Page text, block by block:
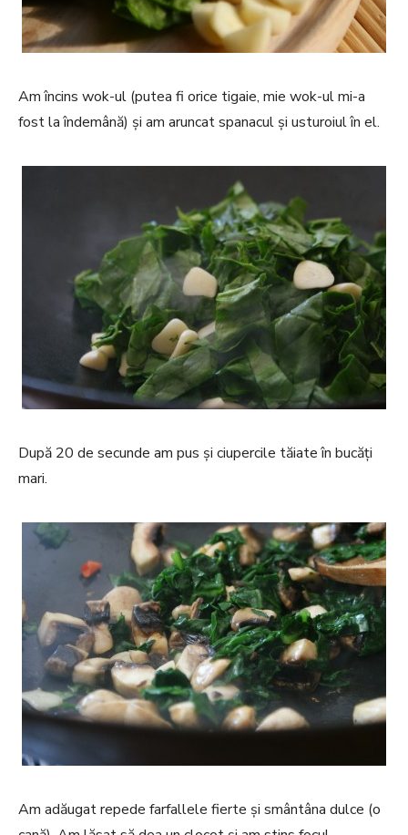
Am încins wok-ul (putea fi orice tigaie, mie wok-ul mi-a
fost la îndemână) și am aruncat spanacul și usturoiul în el.
După 20 de secunde am pus și ciupercile tăiate în bucăți
mari.
Am adăugat repede farfallele fierte și smântâna dulce (o